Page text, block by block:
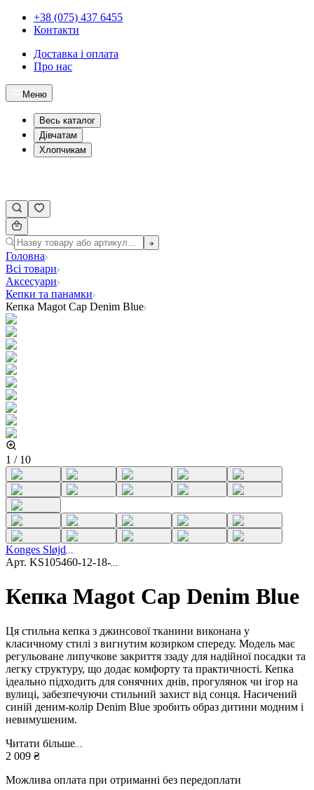
+38 (075) 437 6455
Контакти
Доставка і оплата
Про нас
Меню
Весь каталог
Дівчатам
Хлопчикам
Головна
Всі товари
Аксесуари
Кепки та панамки
Кепка Magot Cap Denim Blue
1 / 10
Konges Sløjd
Арт. KS105460-12-18-
Кепка Magot Cap Denim Blue
Ця стильна кепка з джинсової тканини виконана у
класичному стилі з вигнутим козирком спереду. Модель має
регульоване липучкове закриття ззаду для надійної посадки та
легку структуру, що додає комфорту та практичності. Кепка
ідеально підходить для сонячних днів, прогулянок чи ігор на
вулиці, забезпечуючи стильний захист від сонця. Насичений
синій деним-колір Denim Blue зробить образ дитини модним і
невимушеним.
Читати більше
2 009 ₴
Можлива оплата при отриманні без передоплати